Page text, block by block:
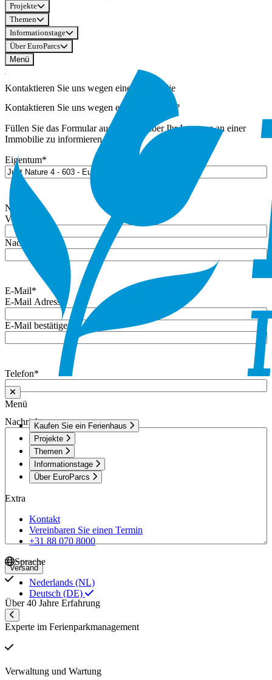
Projekte
Themen
Informationstage
Über EuroParcs
Menü
Menü
Kaufen Sie ein Ferienhaus
Projekte
Themen
Informationstage
Über EuroParcs
Extra
Kontakt
Vereinbaren Sie einen Termin
+31 88 070 8000
Sprache
Nederlands (NL)
Deutsch (DE)
Kontaktieren Sie uns wegen einer Immobilie
Kontaktieren Sie uns wegen einer Immobilie?
Füllen Sie das Formular aus, um uns über Ihr Interesse an einer
Immobilie zu informieren.
Eigentum*
Name
Vorname
Nachname
E-Mail*
E-Mail Adresse
E-Mail bestätigen
Telefon*
Nachricht
Versand
Über 40 Jahre Erfahrung
Experte im Ferienparkmanagement
Verwaltung und Wartung